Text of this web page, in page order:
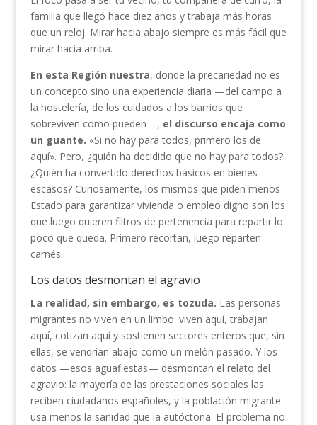
familia que llegó hace diez años y trabaja más horas
que un reloj. Mirar hacia abajo siempre es más fácil que
mirar hacia arriba.
En esta Región nuestra, donde la precariedad no es
un concepto sino una experiencia diaria —del campo a
la hostelería, de los cuidados a los barrios que
sobreviven como pueden—, el discurso encaja como
un guante. «Si no hay para todos, primero los de
aquí». Pero, ¿quién ha decidido que no hay para todos?
¿Quién ha convertido derechos básicos en bienes
escasos? Curiosamente, los mismos que piden menos
Estado para garantizar vivienda o empleo digno son los
que luego quieren filtros de pertenencia para repartir lo
poco que queda. Primero recortan, luego reparten
carnés.
Los datos desmontan el agravio
La realidad, sin embargo, es tozuda. Las personas
migrantes no viven en un limbo: viven aquí, trabajan
aquí, cotizan aquí y sostienen sectores enteros que, sin
ellas, se vendrían abajo como un melón pasado. Y los
datos —esos aguafiestas— desmontan el relato del
agravio: la mayoría de las prestaciones sociales las
reciben ciudadanos españoles, y la población migrante
usa menos la sanidad que la autóctona. El problema no